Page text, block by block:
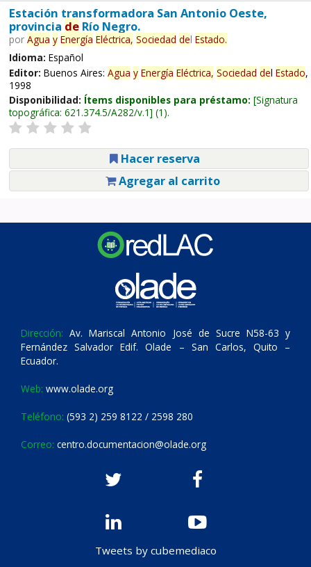
Estación transformadora San Antonio Oeste,
provincia deRío Negro.
por Agua y Energía Eléctrica, Sociedad del Estado.
Idioma: Español
Editor: Buenos Aires: Agua y Energía Eléctrica, Sociedad del Estado,
1998
Disponibilidad: Ítems disponibles para préstamo: Signatura
topográfica: 621.374.5/A282/v.1 (1).
Hacer reserva
Agregar al carrito
Dirección: Av. Mariscal Antonio José de Sucre N58-63 y
Fernández Salvador Edif. Olade – San Carlos, Quito –
Ecuador.
Web: www.olade.org
Teléfono: (593 2) 259 8122 / 2598 280
Correo: centro.documentacion@olade.org
Tweets by cubemediaco